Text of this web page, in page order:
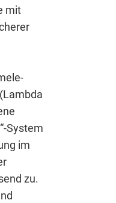
mit
(Lambda
System
im
zu.